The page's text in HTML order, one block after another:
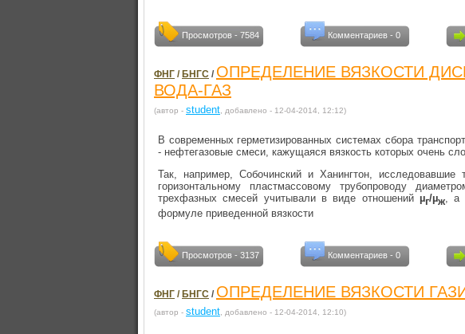
Просмотров - 7584 Комментариев - 0
ФНГ / БНГС / ОПРЕДЕЛЕНИЕ ВЯЗКОСТИ
ВОДА-ГАЗ
(автор - student , добавлено - 12-04-2014, 12:12)
В современных герметизированных системах сбора
- нефтегазовые смеси, кажущаяся вязкость которых очень
Так, например, Собочинский и Ханингтон,
горизонтальному пластмассовому трубопроводу
трехфазных смесей учитывали в виде отношений µг/µж, а
формуле приведенной вязкости
Просмотров - 3137 Комментариев - 0
ФНГ /БНГС / ОПРЕДЕЛЕНИЕ ВЯЗКОСТИ
(автор - student , добавлено - 12-04-2014, 12:10)